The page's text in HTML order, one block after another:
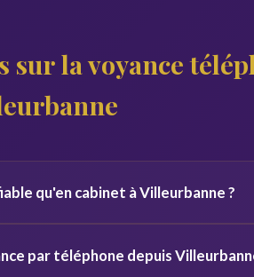
sur la voyance
qu'en cabinet à Villeurbanne ?
équivalents.
par téléphone depuis